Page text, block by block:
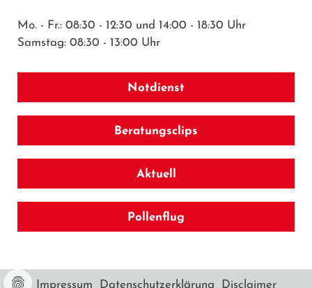
Mo. - Fr.: 08:30 - 12:30 und 14:00 - 18:30 Uhr
Samstag: 08:30 - 13:00 Uhr
Notdienst
Beratungsclips
Aktuell
Pollenflug
Impressum Datenschutzerklärung Disclaimer